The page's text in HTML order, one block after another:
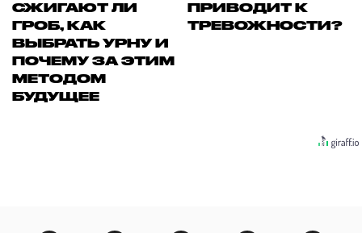
СЖИГАЮТ ЛИ
ГРОБ, КАК
ВЫБРАТЬ УРНУ И
ПОЧЕМУ ЗА ЭТИМ
МЕТОДОМ
БУДУЩЕЕ
ПРИВОДИТ К
ТРЕВОЖНОСТИ?